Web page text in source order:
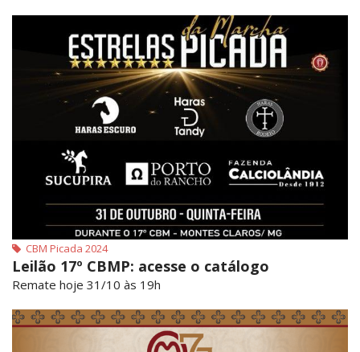
CBM Picada 2024
Leilão 17º CBMP: acesse o catálogo
Remate hoje 31/10 às 19h